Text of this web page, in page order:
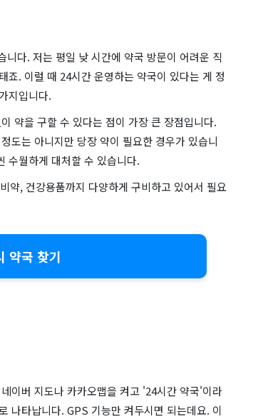
다. 저는 평일 낮 시간에 약국 방문이 어려운 직
죠. 이럴 때 24시간 운영하는 약국이 있다는 게 정
지입니다.
약을 구할 수 있다는 점이 가장 큰 장점입니다.
도는 아니지만 당장 약이 필요한 경우가 있습니
수월하게 대처할 수 있습니다.
약, 건강용품까지 다양하게 구비하고 있어서 필요
약국 찾기
이버 지도나 카카오맵을 켜고 '24시간 약국'이라
나타납니다. GPS 기능만 켜두시면 되는데요. 이